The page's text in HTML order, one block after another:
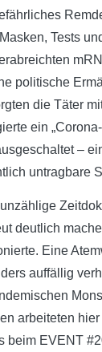
Tests
politische
die Täter
ein
–
untragbare
deutlich
Eine
auffällig
arbeiteten
beim EVENT